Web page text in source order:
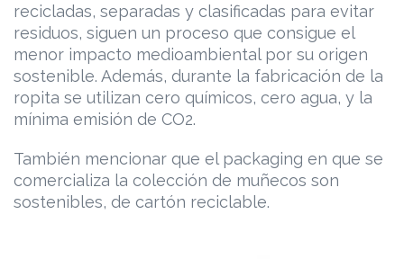
recicladas, separadas y clasificadas para evitar
residuos, siguen un proceso que consigue el
menor impacto medioambiental por su origen
sostenible. Además, durante la fabricación de la
ropita se utilizan cero químicos, cero agua, y la
mínima emisión de CO2.
También mencionar que el packaging en que se
comercializa la colección de muñecos son
sostenibles, de cartón reciclable.